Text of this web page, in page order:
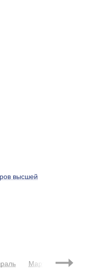
высшей
Март Апрель